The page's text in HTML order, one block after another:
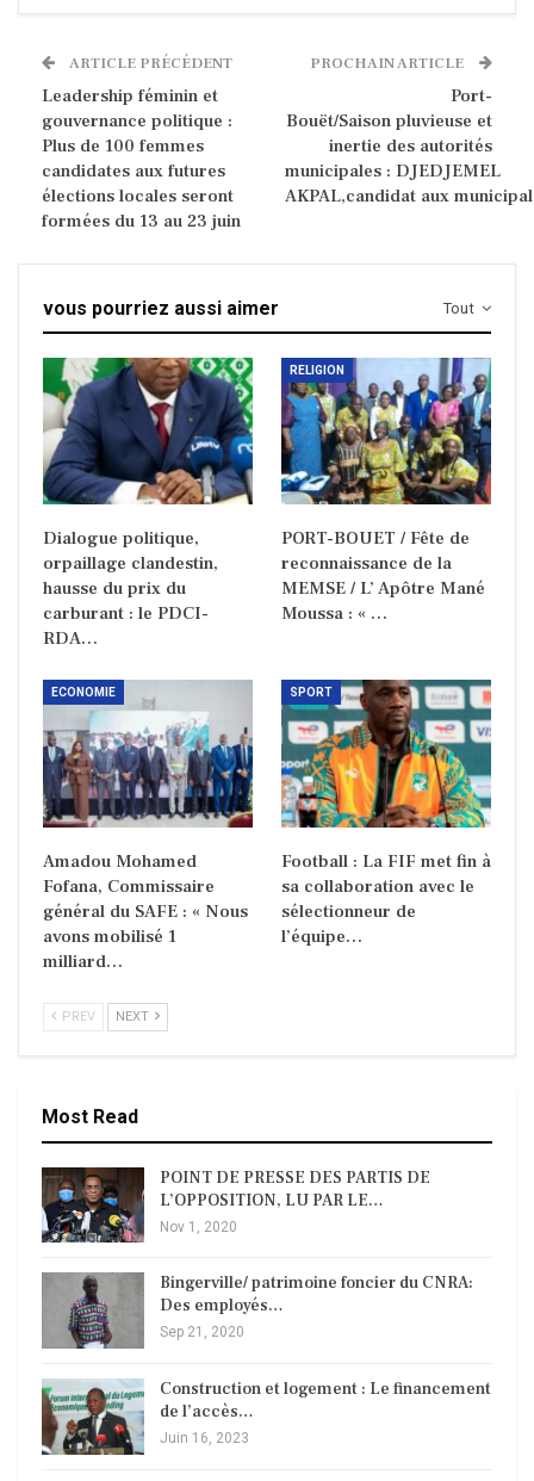
ARTICLE PRÉCÉDENT
Leadership féminin et
gouvernance politique :
Plus de 100 femmes
candidates aux futures
élections locales seront
formées du 13 au 23 juin
PROCHAIN ARTICLE
Port-
Bouët/Saison pluvieuse et
inertie des autorités
municipales : DJEDJEMEL
AKPAL,candidat aux
Tout
vous pourriez aussi aimer
Dialogue politique,
orpaillage clandestin,
hausse du prix du
carburant : le PDCI-
RDA…
RELIGION
PORT-BOUET / Fête de
reconnaissance de la
MEMSE / L’ Apôtre Mané
Moussa : « …
ECONOMIE
Amadou Mohamed
Fofana, Commissaire
général du SAFE : « Nous
avons mobilisé 1
milliard…
SPORT
Football : La FIF met fin à
sa collaboration avec le
sélectionneur de
l’équipe…
PREV NEXT
Most Read
POINT DE PRESSE DES PARTIS DE
L’OPPOSITION, LU PAR LE…
Nov 1, 2020
Bingerville/ patrimoine foncier du CNRA:
Des employés…
Sep 21, 2020
Construction et logement : Le financement
de l’accès…
Juin 16, 2023